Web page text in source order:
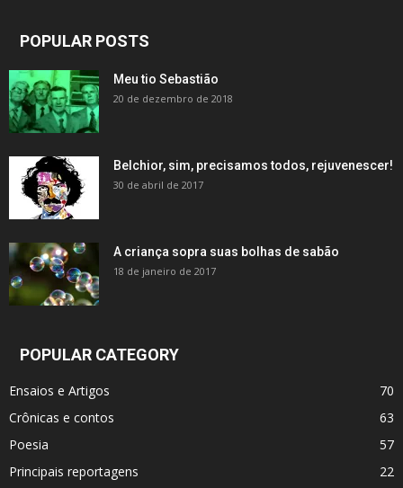
POPULAR POSTS
Meu tio Sebastião
20 de dezembro de 2018
Belchior, sim, precisamos todos, rejuvenescer!
30 de abril de 2017
A criança sopra suas bolhas de sabão
18 de janeiro de 2017
POPULAR CATEGORY
Ensaios e Artigos
70
Crônicas e contos
63
Poesia
57
Principais reportagens
22